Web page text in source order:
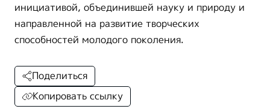
инициативой, объединившей науку и природу и
направленной на развитие творческих
способностей молодого поколения.
Поделиться
Копировать ссылку